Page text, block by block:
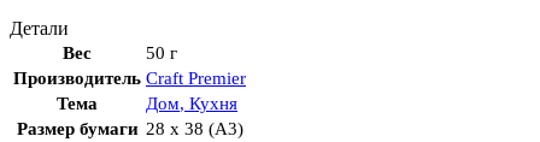
Детали
Вес
50 г
Производитель Craft Premier
Тема
Дом, Кухня
Размер бумаги 28 x 38 (A3)